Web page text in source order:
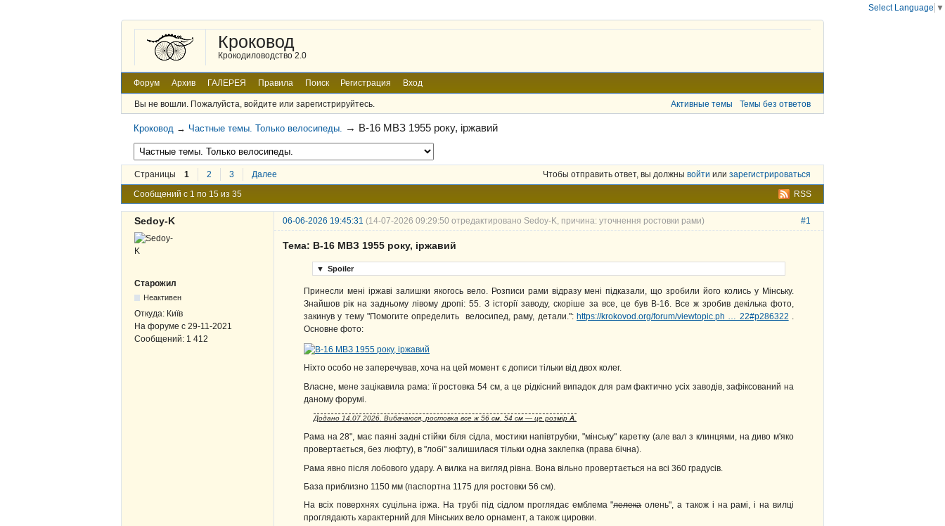
Кроковод
Крокодиловодство 2.0
Форум Архив ГАЛЕРЕЯ Правила Поиск Регистрация Вход
Вы не вошли. Пожалуйста, войдите или зарегистрируйтесь. Активные темы Темы без ответов
Кроковод → Частные темы. Только велосипеды. → В-16 МВЗ 1955 року, іржавий
Страницы 1 2 3 Далее Чтобы отправить ответ, вы должны войти или зарегистрироваться
RSS
Сообщений с 1 по 15 из 35
#1
Sedoy-K 06-06-2026 19:45:31 (14-07-2026 09:29:50 отредактировано Sedoy-K, причина: уточнення ростовки рами)
Старожил
Неактивен
Откуда: Київ
На форуме с 29-11-2021
Сообщений: 1 412
Тема: В-16 МВЗ 1955 року, іржавий
▼ Spoiler
Принесли мені іржаві залишки якогось вело. Розписи рами відразу мені підказали, що зробили його колись у Мінську.
Знайшов рік на задньому лівому дропі: 55. З історії заводу, скоріше за все, це був В-16. Все ж зробив декілька фото,
закинув у тему "Помогите определить велосипед, раму, детали.": https://krokovod.org/forum/viewtopic.ph … 22#p286322 .
Основне фото:
Ніхто особо не заперечував, хоча на цей момент є дописи тільки від двох колег.
Власне, мене зацікавила рама: її ростовка 54 см, а це рідкісний випадок для рам фактично усіх заводів, зафіксований на
даному форумі.
Додано 14.07.2026. Вибачаюся, ростовка все ж 56 см. 54 см — це розмір А
Рама на 28", має паяні задні стійки біля сідла, мостики напівтрубки, "мінську" каретку (але вал з клинцями, на диво м'яко
провертається, без люфту), в "лобі" залишилася тільки одна заклепка (права бічна).
Рама явно після лобового удару. А вилка на вигляд рівна. Вона вільно провертається на всі 360 градусів.
База приблизно 1150 мм (паспортна 1175 для ростовки 56 см).
На всіх поверхнях суцільна іржа. На трубі під сідлом проглядає емблема "лелекаолень", а також і на рамі, і на вилці
проглядають характерний для Мінських вело орнамент, а також цировки.
Select Language ▼